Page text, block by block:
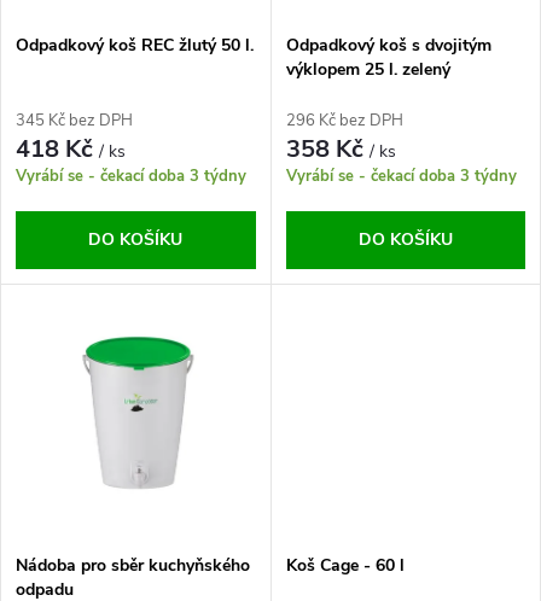
p
r
o
u
s
r
o
d
Odpadkový koš REC žlutý 50 l.
345 Kč bez DPH
418 Kč/ ks
Vyrábí se - čekací doba 3 týdny
DO KOŠÍKU
Odpadkový koš s dvojitým
výklopem 25 l. zelený
296 Kč bez DPH
358 Kč/ ks
Vyrábí se - čekací doba 3 týdny
DO KOŠÍKU
Nádoba pro sběr kuchyňského
odpadu
Koš Cage - 60 l